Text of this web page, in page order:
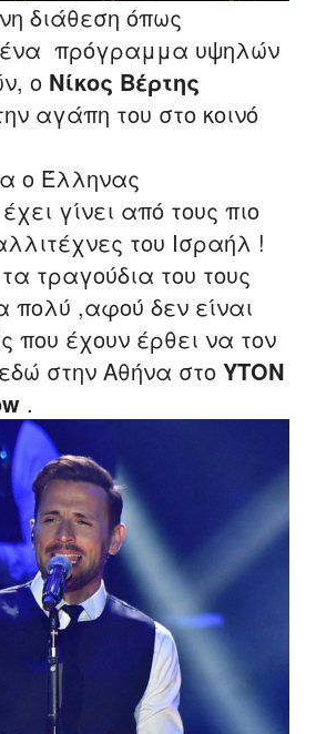
διάθεση όπως
ένα πρόγραμμα υψηλών
ο Νίκος Βέρτης
αγάπη του στο κοινό
ο Έλληνας
γίνει από τους πιο
του Ισραήλ !
τραγούδια του τους
,αφού δεν είναι
που έχουν έρθει να τον
στην Αθήνα στο ΥΤΟΝ
.